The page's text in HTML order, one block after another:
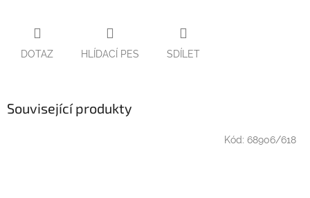
DOTAZ HLÍDACÍ PES SDÍLET
Související produkty
Kód: 68906/618